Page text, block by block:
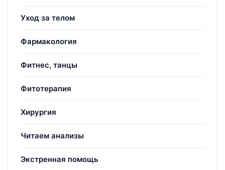
Уход за телом
Фармакология
Фитнес, танцы
Фитотерапия
Хирургия
Читаем анализы
Экстренная помощь